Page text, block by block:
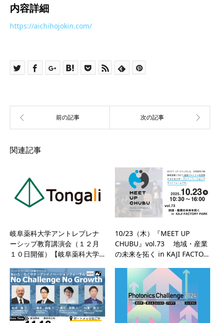
内容詳細
https://aichihojokin.com/
関連記事
岐阜薬科大学アントレプレナ
ーシップ教育講演会（１２月
１０日開催）【岐阜薬科大学…
10/23（木）『MEET UP
CHUBU』vol.73 地域・産業
の未来を拓く in KAJI FACTO…